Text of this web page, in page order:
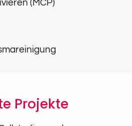
(MCP)
Projekte